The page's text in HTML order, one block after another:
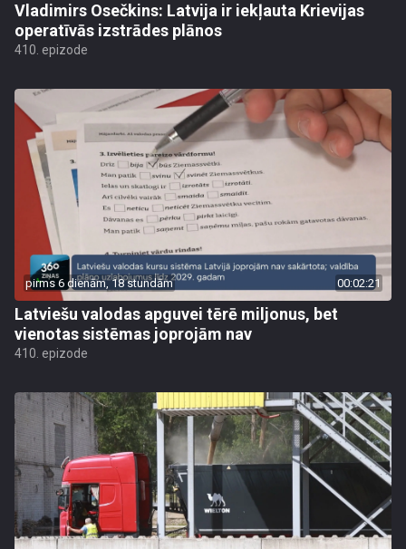
Vladimirs Osečkins: Latvija ir iekļauta Krievijas
operatīvās izstrādes plānos
410. epizode
pirms 6 dienām, 18 stundām 00:02:21
Latviešu valodas apguvei tērē miljonus, bet
vienotas sistēmas joprojām nav
410. epizode